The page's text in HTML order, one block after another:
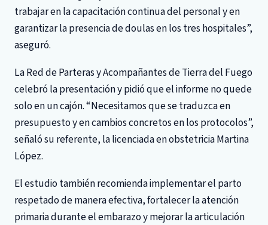
trabajar en la capacitación continua del personal y en
garantizar la presencia de doulas en los tres hospitales”,
aseguró.
La Red de Parteras y Acompañantes de Tierra del Fuego
celebró la presentación y pidió que el informe no quede
solo en un cajón. “Necesitamos que se traduzca en
presupuesto y en cambios concretos en los protocolos”,
señaló su referente, la licenciada en obstetricia Martina
López.
El estudio también recomienda implementar el parto
respetado de manera efectiva, fortalecer la atención
primaria durante el embarazo y mejorar la articulación